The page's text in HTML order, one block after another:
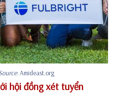
: Amideast.org
hội đồng xét tuyển